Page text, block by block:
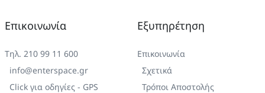
Επικοινωνία
Τηλ. 210 99 11 600
info@enterspace.gr
Click για οδηγίες - GPS
Εξυπηρέτηση
Επικοινωνία
Σχετικά
Τρόποι Αποστολής